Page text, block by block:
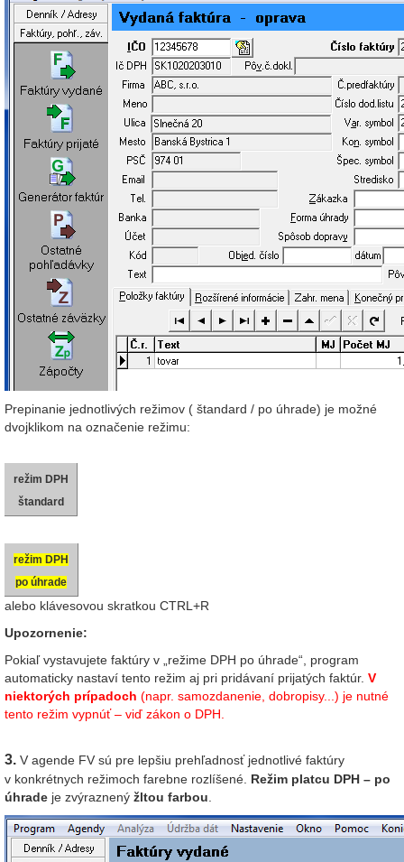
Prepinanie jednotlivých režimov ( štandard / po úhrade) je možné
dvojklikom na označenie režimu:
režim DPH
štandard
režim DPH
po úhrade
alebo klávesovou skratkou CTRL+R
Upozornenie:
Pokiaľ vystavujete faktúry v „režime DPH po úhrade“, program
automaticky nastaví tento režim aj pri pridávaní prijatých faktúr. V
niektorých prípadoch (napr. samozdanenie, dobropisy...) je nutné
tento režim vypnúť – viď zákon o DPH.
3. V agende FV sú pre lepšiu prehľadnosť jednotlivé faktúry
v konkrétnych režimoch farebne rozlíšené. Režim platcu DPH – po
úhrade je zvýraznený žltou farbou